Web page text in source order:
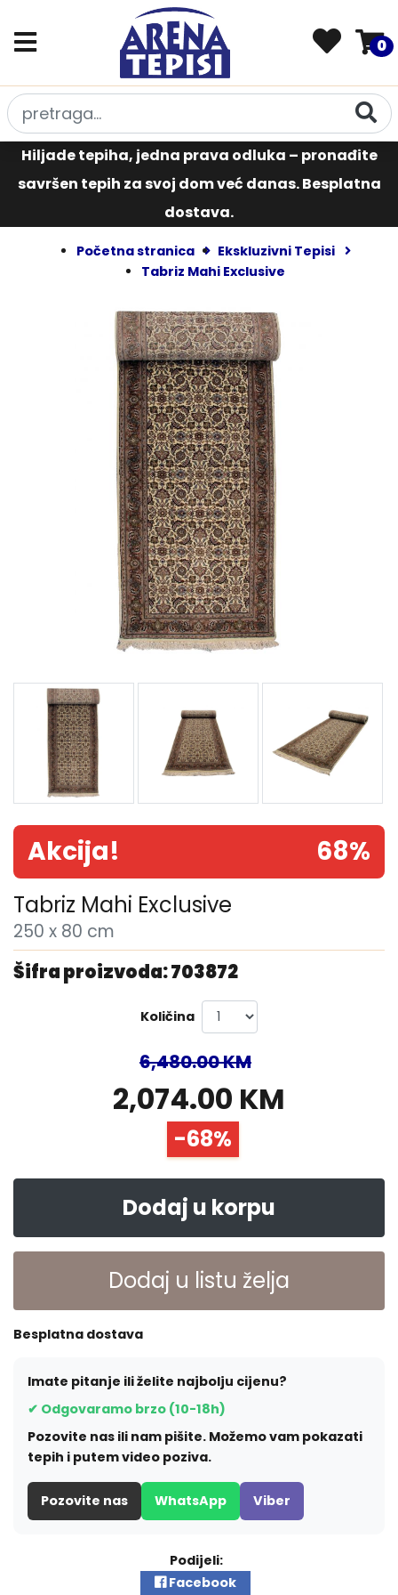
0
Hiljade tepiha, jedna prava odluka – pronađite
savršen tepih za svoj dom već danas. Besplatna
dostava.
Početna stranica
Ekskluzivni Tepisi
Tabriz Mahi Exclusive
Akcija! 68%
Tabriz Mahi Exclusive
250 x 80 cm
Šifra proizvoda: 703872
Količina
6,480.00 KM
2,074.00 KM
-68%
Dodaj u korpu
Dodaj u listu želja
Besplatna dostava
Imate pitanje ili želite najbolju cijenu?
✔ Odgovaramo brzo (10-18h)
Pozovite nas ili nam pišite. Možemo vam pokazati
tepih i putem video poziva.
Pozovite nas WhatsApp Viber
Podijeli:
Facebook